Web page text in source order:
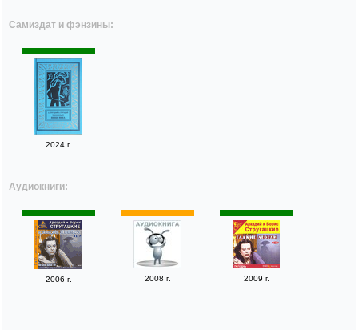
Самиздат и фэнзины:
2024 г.
Аудиокниги:
2006 г. 2008 г. 2009 г.